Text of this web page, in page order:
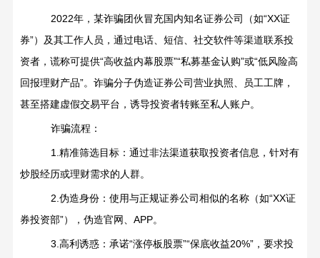
2022年，某诈骗团伙冒充国内知名证券公司（如“XX证
券”）及其工作人员，通过电话、短信、社交软件等渠道联系投
资者，谎称可提供“高收益内幕股票”“私募基金认购”或“低风险高
回报理财产品”。诈骗分子伪造证券公司营业执照、员工工牌，
甚至搭建虚假交易平台，诱导投资者转账至私人账户。
诈骗流程：
1. 精准筛选目标：通过非法渠道获取投资者信息，针对有
炒股经历或理财需求的人群。
2. 伪造身份：使用与正规证券公司相似的名称（如“XX证
券投资部”），伪造官网、 APP。
3. 高利诱惑：承诺“涨停板股票”“保底收益20%”，要求投